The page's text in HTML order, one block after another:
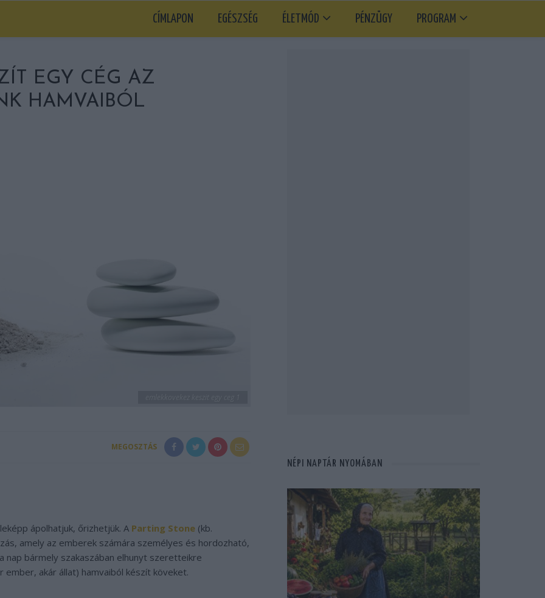
CÍMLAPON EGÉSZSÉG ÉLETMÓD PÉNZÜGY PROGRAM
EGY CÉG AZ
HAMVAIBÓL
MEGOSZTÁS
ápolhatjuk, őrizhetjük. A Parting Stone (kb.
amely az emberek számára személyes és hordozható,
nap bármely szakaszában elhunyt szeretteikre
ember, akár állat) hamvaiból készít köveket.
NÉPI NAPTÁR NYOMÁBAN